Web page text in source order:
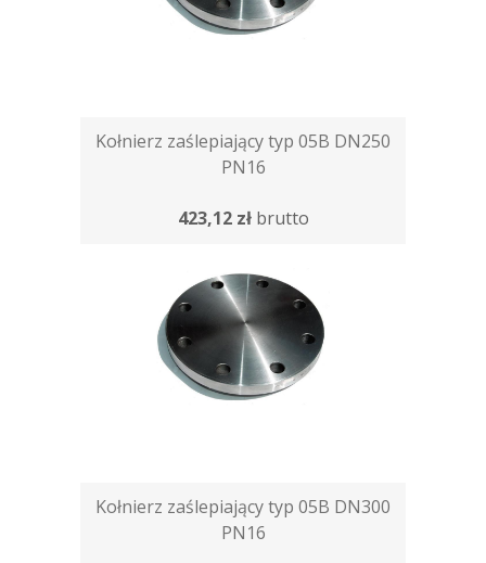
Kołnierz zaślepiający typ 05B DN250
PN16
423,12 zł brutto
Kołnierz zaślepiający typ 05B DN300
PN16